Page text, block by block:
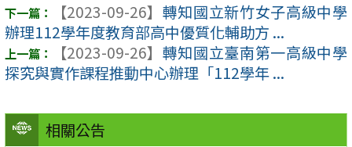
相關公告
【2023-09-26】 轉知國立新竹女子高級中學
辦理112學年度教育部高中優質化輔助方 ...
【2023-09-26】 轉知國立臺南第一高級中學
探究與實作課程推動中心辦理「112學年 ...